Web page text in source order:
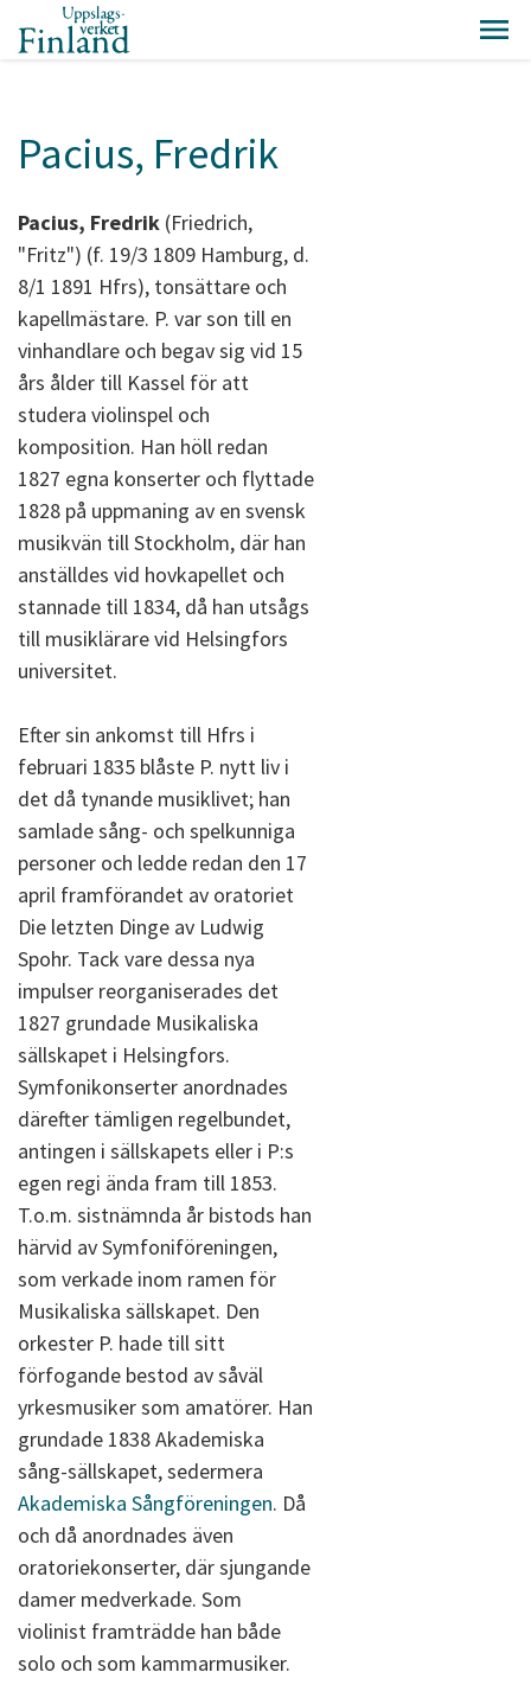
Pacius, Fredrik
Pacius, Fredrik (Friedrich,
"Fritz") (f. 19/3 1809 Hamburg, d.
8/1 1891 Hfrs), tonsättare och
kapellmästare. P. var son till en
vinhandlare och begav sig vid 15
års ålder till Kassel för att
studera violinspel och
komposition. Han höll redan
1827 egna konserter och flyttade
1828 på uppmaning av en svensk
musikvän till Stockholm, där han
anställdes vid hovkapellet och
stannade till 1834, då han utsågs
till musiklärare vid Helsingfors
universitet.
Efter sin ankomst till Hfrs i
februari 1835 blåste P. nytt liv i
det då tynande musiklivet; han
samlade sång- och spelkunniga
personer och ledde redan den 17
april framförandet av oratoriet
Die letzten Dinge av Ludwig
Spohr. Tack vare dessa nya
impulser reorganiserades det
1827 grundade Musikaliska
sällskapet i Helsingfors.
Symfonikonserter anordnades
därefter tämligen regelbundet,
antingen i sällskapets eller i P:s
egen regi ända fram till 1853.
T.o.m. sistnämnda år bistods han
härvid av Symfoniföreningen,
som verkade inom ramen för
Musikaliska sällskapet. Den
orkester P. hade till sitt
förfogande bestod av såväl
yrkesmusiker som amatörer. Han
grundade 1838 Akademiska
sång-sällskapet, sedermera
Akademiska Sångföreningen. Då
och då anordnades även
oratoriekonserter, där sjungande
damer medverkade. Som
violinist framträdde han både
solo och som kammarmusiker.